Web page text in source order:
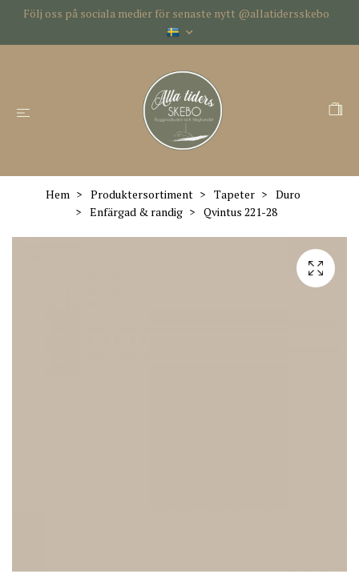
Följ oss på sociala medier för senaste nytt @allatidersskebo
Hem Produktersortiment Tapeter
Duro
Enfärgad & randig
Qvintus 221-28